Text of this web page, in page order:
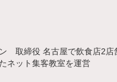
取締役 名古屋で飲食店2店
ネット集客教室を運営